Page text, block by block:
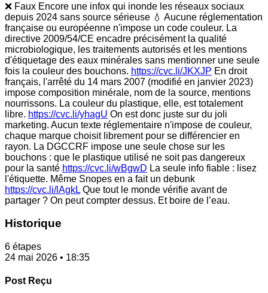
❌ Faux Encore une infox qui inonde les réseaux sociaux
depuis 2024 sans source sérieuse 💧 Aucune réglementation
française ou européenne n'impose un code couleur. La
directive 2009/54/CE encadre précisément la qualité
microbiologique, les traitements autorisés et les mentions
d'étiquetage des eaux minérales sans mentionner une seule
fois la couleur des bouchons. https://cvc.li/JKXJP En droit
français, l'arrêté du 14 mars 2007 (modifié en janvier 2023)
impose composition minérale, nom de la source, mentions
nourrissons. La couleur du plastique, elle, est totalement
libre. https://cvc.li/yhagU On est donc juste sur du joli
marketing. Aucun texte réglementaire n'impose de couleur,
chaque marque choisit librement pour se différencier en
rayon. La DGCCRF impose une seule chose sur les
bouchons : que le plastique utilisé ne soit pas dangereux
pour la santé https://cvc.li/wBgwD La seule info fiable : lisez
l'étiquette. Même Snopes en a fait un debunk
https://cvc.li/lAgkL Que tout le monde vérifie avant de
partager ? On peut compter dessus. Et boire de l’eau.
Historique
6 étapes
24 mai 2026 • 18:35
Post Reçu